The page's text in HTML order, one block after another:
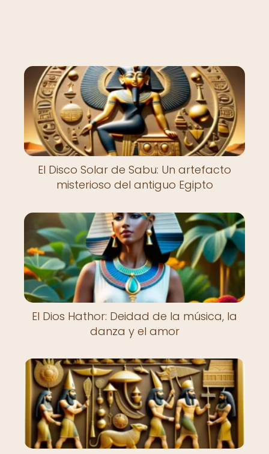
El Disco Solar de Sabu: Un artefacto
misterioso del antiguo Egipto
El Dios Hathor: Deidad de la música, la
danza y el amor